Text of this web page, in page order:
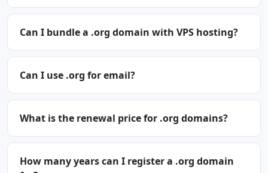
Can I bundle a .org domain with VPS hosting?
Can I use .org for email?
What is the renewal price for .org domains?
How many years can I register a .org domain